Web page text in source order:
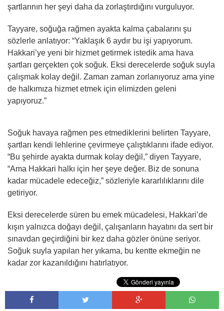
şartlarının her şeyi daha da zorlaştırdığını vurguluyor.
Tayyare, soğuğa rağmen ayakta kalma çabalarını şu
sözlerle anlatıyor: “Yaklaşık 6 aydır bu işi yapıyorum.
Hakkari’ye yeni bir hizmet getirmek istedik ama hava
şartları gerçekten çok soğuk. Eksi derecelerde soğuk suyla
çalışmak kolay değil. Zaman zaman zorlanıyoruz ama yine
de halkımıza hizmet etmek için elimizden geleni
yapıyoruz.”
Soğuk havaya rağmen pes etmediklerini belirten Tayyare,
şartları kendi lehlerine çevirmeye çalıştıklarını ifade ediyor.
“Bu şehirde ayakta durmak kolay değil,” diyen Tayyare,
“Ama Hakkari halkı için her şeye değer. Biz de sonuna
kadar mücadele edeceğiz,” sözleriyle kararlılıklarını dile
getiriyor.
Eksi derecelerde süren bu emek mücadelesi, Hakkari’de
kışın yalnızca doğayı değil, çalışanların hayatını da sert bir
sınavdan geçirdiğini bir kez daha gözler önüne seriyor.
Soğuk suyla yapılan her yıkama, bu kentte ekmeğin ne
kadar zor kazanıldığını hatırlatıyor.